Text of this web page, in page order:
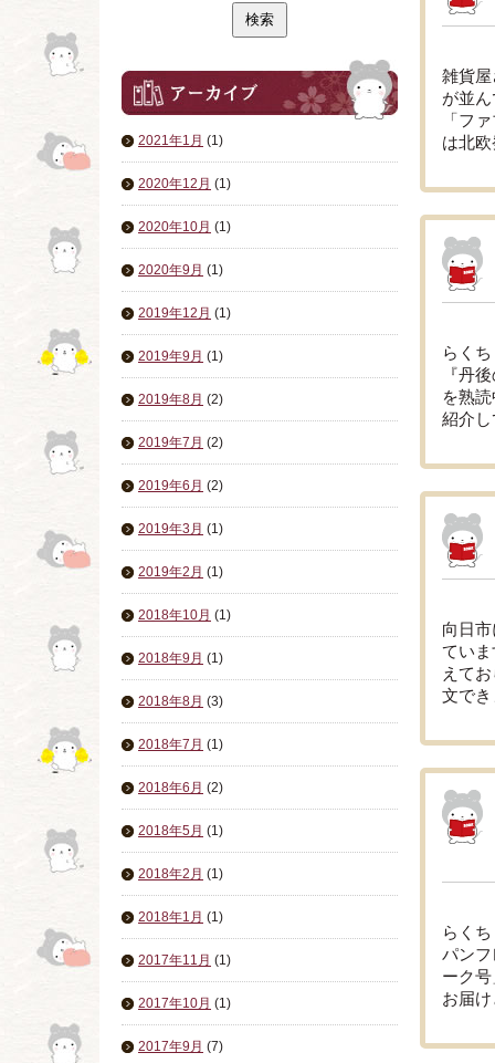
2021年1月 (1)
2020年12月 (1)
2020年10月 (1)
2020年9月 (1)
2019年12月 (1)
2019年9月 (1)
2019年8月 (2)
2019年7月 (2)
2019年6月 (2)
2019年3月 (1)
2019年2月 (1)
2018年10月 (1)
2018年9月 (1)
2018年8月 (3)
2018年7月 (1)
2018年6月 (2)
2018年5月 (1)
2018年2月 (1)
2018年1月 (1)
2017年11月 (1)
2017年10月 (1)
2017年9月 (7)
雑貨
が並
「フ
は北
らく
『丹
を熟
紹介
向日
てい
えて
文で
らく
パン
ーク
お届